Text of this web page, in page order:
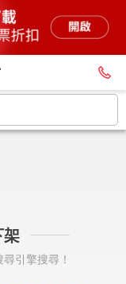
架
引擎搜尋！